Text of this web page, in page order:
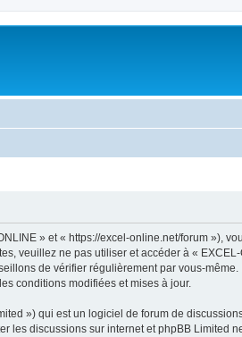
» et « https://excel-online.net/forum »),
veuillez ne pas utiliser et accéder à «
de vérifier régulièrement par vous-
conditions modifiées et mises à jour.
») qui est un logiciel de forum de
les discussions sur internet et phpBB Limited